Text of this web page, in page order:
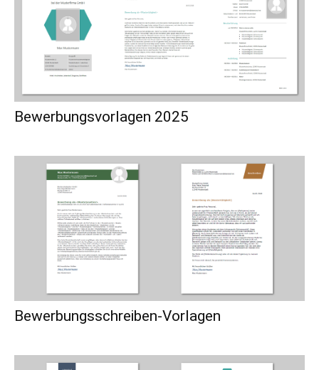
Bewerbungsvorlagen 2025
Bewerbungsschreiben-Vorlagen